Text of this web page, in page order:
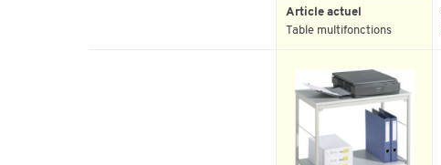
Article actuel
Table multifonctions